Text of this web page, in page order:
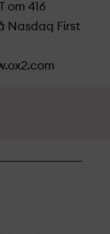
om 416
Nasdaq First